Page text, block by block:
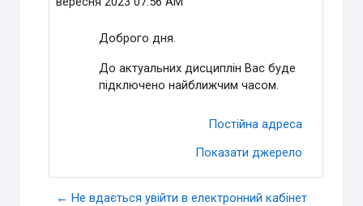
Доброго дня.
До актуальних дисциплін Вас буде
підключено найближчим часом.
Постійна адреса
Показати джерело
← Не вдається увійти в електронний кабінет